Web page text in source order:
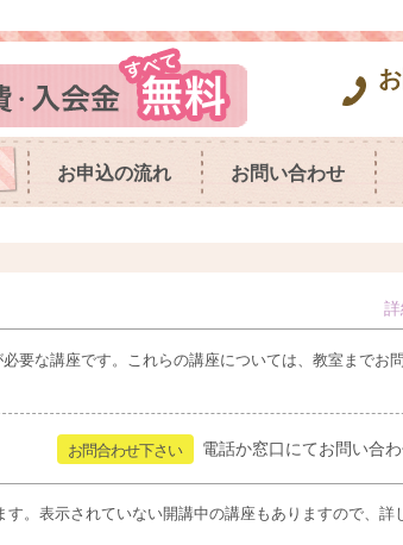
お申込の流れ お問い合わせ
要な講座です。これらの講座については、教室までお
お問合わせ下さい 電話か窓口にてお問い合わ
。表示されていない開講中の講座もありますので、詳